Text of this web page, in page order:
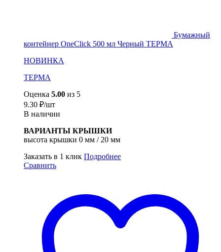
Бумажный
контейнер OneClick 500 мл Черный ТЕРМА
НОВИНКА
ТЕРМА
Оценка 5.00 из 5
9.30 ₽/шт
В наличии
ВАРИАНТЫ КРЫШКИ
высота крышки 0 мм / 20 мм
Заказать в 1 клик Подробнее
Сравнить